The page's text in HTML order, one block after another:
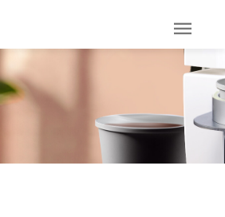
menu